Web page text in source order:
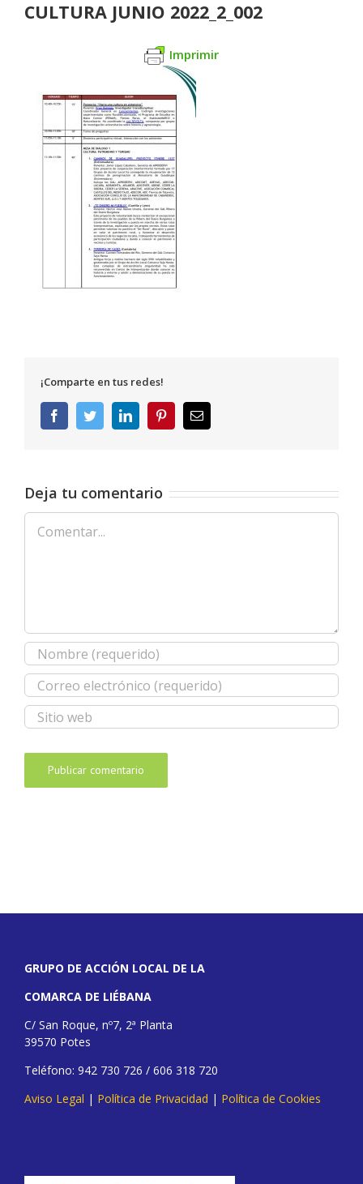
CULTURA JUNIO 2022_2_002
Imprimir
¡Comparte en tus redes!
FacebookTwitterLinkedInPinterestCorreo
electrónico
Deja tu comentario
Comentar
GRUPO DE ACCIÓN LOCAL DE LA
COMARCA DE LIÉBANA
C/ San Roque, nº7, 2ª Planta
39570 Potes
Teléfono: 942 730 726 / 606 318 720
Aviso Legal | Política de Privacidad | Política de Cookies